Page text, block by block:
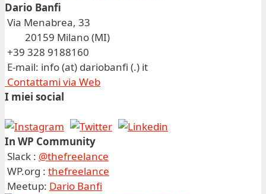
Dario Banfi
Via Menabrea, 33
20159 Milano (MI)
+39 328 9188160
E-mail: info (at) dariobanfi (.) it
Contattami via Web
I miei social
In WP Community
Slack : @thefreelance
WP.org : thefreelance
Meetup: Dario Banfi